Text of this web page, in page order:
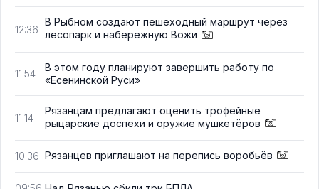
12:36
В Рыбном создают пешеходный маршрут через
лесопарк и набережную Вожи
11:54
В этом году планируют завершить работу по
«Есенинской Руси»
11:14
Рязанцам предлагают оценить трофейные
рыцарские доспехи и оружие мушкетёров
10:36 Рязанцев приглашают на перепись воробьёв